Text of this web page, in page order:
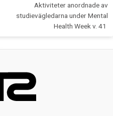
Aktiviteter anordnade av
studievägledarna under Mental
Health Week v. 41